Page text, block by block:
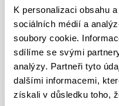
K personalizaci obsahu
sociálních médií a
soubory cookie.
sdílíme se svými
analýzy. Partneři tyto
dalšími informacemi,
získali v důsledku toho,
Atene
FULL ARTICLE
ROAD TO TOKYO